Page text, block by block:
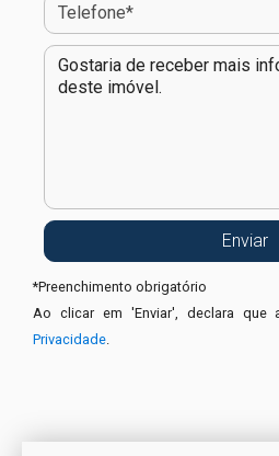
*Preenchimento obrigatório
Ao clicar em 'Enviar', declara
Privacidade